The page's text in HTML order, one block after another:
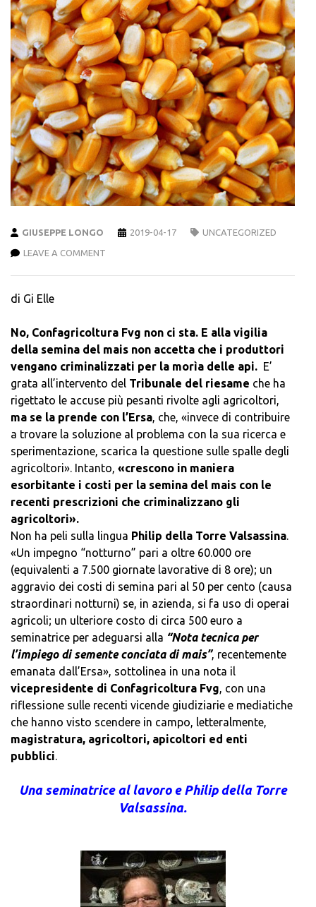
GIUSEPPE LONGO 2019-04-17 UNCATEGORIZED
LEAVE A COMMENT
di Gi Elle
No, Confagricoltura Fvg non ci sta. E alla vigilia
della semina del mais non accetta che i produttori
vengano criminalizzati per la morìa delle api. E’
grata all’intervento del Tribunale del riesame che ha
rigettato le accuse più pesanti rivolte agli agricoltori,
ma se la prende con l’Ersa, che, «invece di contribuire
a trovare la soluzione al problema con la sua ricerca e
sperimentazione, scarica la questione sulle spalle degli
agricoltori». Intanto, «crescono in maniera
esorbitante i costi per la semina del mais con le
recenti prescrizioni che criminalizzano gli
agricoltori».
Non ha peli sulla lingua Philip della Torre Valsassina.
«Un impegno “notturno” pari a oltre 60.000 ore
(equivalenti a 7.500 giornate lavorative di 8 ore); un
aggravio dei costi di semina pari al 50 per cento (causa
straordinari notturni) se, in azienda, si fa uso di operai
agricoli; un ulteriore costo di circa 500 euro a
seminatrice per adeguarsi alla “Nota tecnica per
l’impiego di semente conciata di mais”, recentemente
emanata dall’Ersa», sottolinea in una nota il
vicepresidente di Confagricoltura Fvg, con una
riflessione sulle recenti vicende giudiziarie e mediatiche
che hanno visto scendere in campo, letteralmente,
magistratura, agricoltori, apicoltori ed enti
pubblici.
Una seminatrice al lavoro e Philip della Torre
Valsassina.